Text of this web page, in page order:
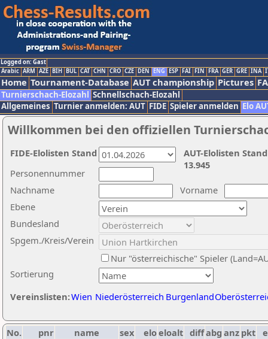
Logged on: Gast
Arabic ARM AZE BIH BUL CAT CHN CRO CZE DEN ENG ESP FAI FIN FRA GER GRE INA
Home Tournament-Database AUT championship Pictures
Turnierschach-Elozahl Schnellschach-Elozahl
Allgemeines Turnier anmelden: AUT FIDE Spieler anmelden Elo
Willkommen bei den offiziellen
Nachname
Vorname
Ebene
Sortierung
Personennummer
Bundesland
Spgem./Kreis/Verein
Nur "österreichische" Spieler
Vereinslisten:Wien Niederösterreich Burgenland
AUT-Elolisten
13.945
FIDE-Elolisten Stand
No. pnr name sex eloeloalt diffabg anz pkt